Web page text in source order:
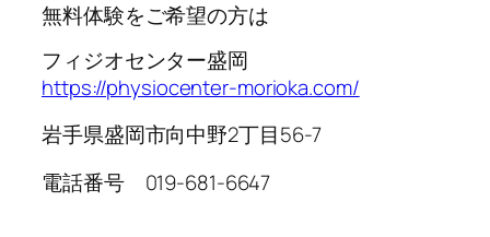
無料体験をご希望の方は
フィジオセンター盛岡
https://physiocenter-morioka.com/
岩手県盛岡市向中野2丁目56-7
電話番号 019-681-6647